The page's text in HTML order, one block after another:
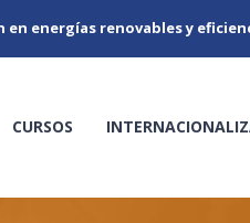
en energías renovables y
CURSOS